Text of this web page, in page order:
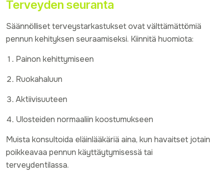
Terveyden seuranta
Säännölliset terveystarkastukset ovat välttämättömiä
pennun kehityksen seuraamiseksi. Kiinnitä huomiota:
Painon kehittymiseen
Ruokahaluun
Aktiivisuuteen
Ulosteiden normaaliin koostumukseen
Muista konsultoida eläinlääkäriä aina, kun havaitset jotain
poikkeavaa pennun käyttäytymisessä tai
terveydentilassa.